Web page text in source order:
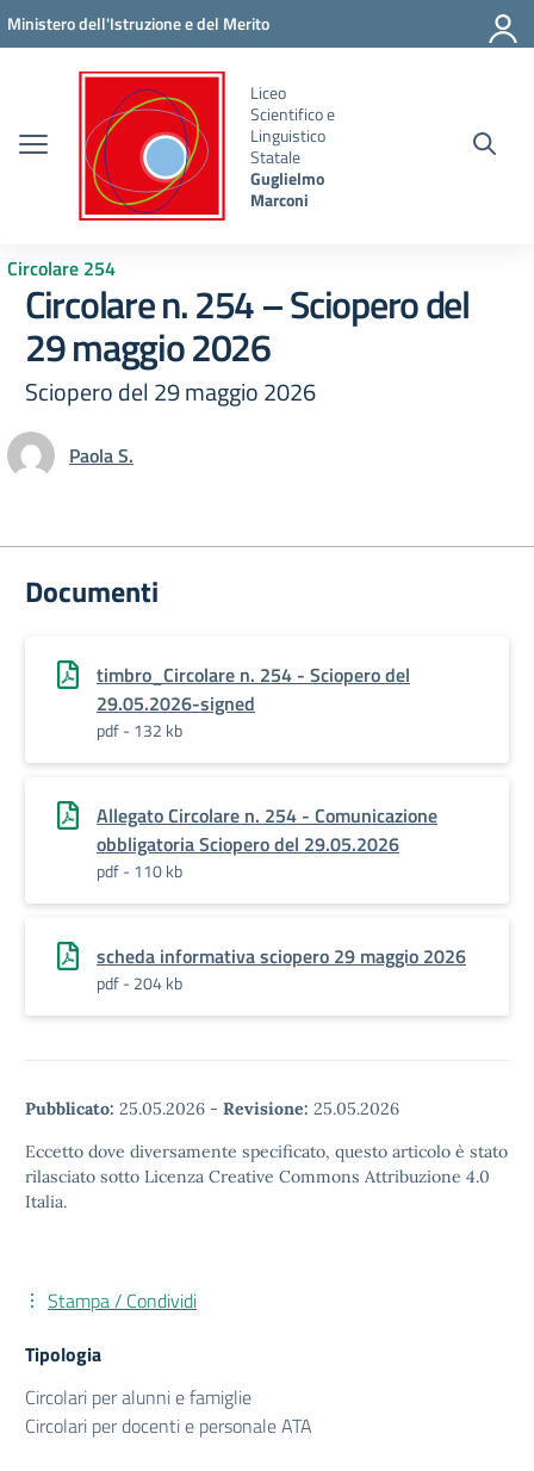
Vai ai contenuti
Vai al menu di navigazione
Vai al footer
Ministero dell'Istruzione e del Merito
Liceo
Scientifico e
Linguistico
Statale
Guglielmo
Marconi
Circolare 254
Circolare n. 254 – Sciopero del
29 maggio 2026
Sciopero del 29 maggio 2026
Paola S.
Documenti
timbro_Circolare n. 254 - Sciopero del
29.05.2026-signed
pdf - 132 kb
Allegato Circolare n. 254 - Comunicazione
obbligatoria Sciopero del 29.05.2026
pdf - 110 kb
scheda informativa sciopero 29 maggio 2026
pdf - 204 kb
Pubblicato: 25.05.2026 - Revisione: 25.05.2026
Eccetto dove diversamente specificato, questo articolo è stato
rilasciato sotto Licenza Creative Commons Attribuzione 4.0
Italia.
Stampa / Condividi
Tipologia
Circolari per alunni e famiglie
Circolari per docenti e personale ATA